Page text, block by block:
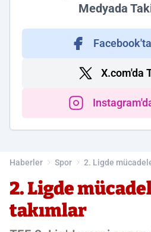
Medyada
X.com'da
Haberler Spor 2. Ligde
2. Ligde
takımlar